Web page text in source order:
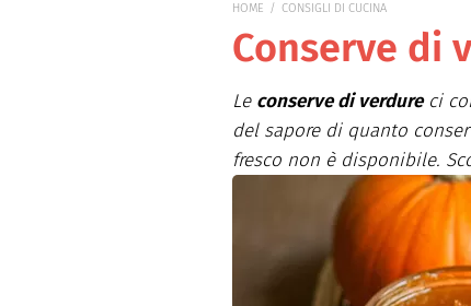
Piatti unici
Contorni
Natale
HOME CONSIGLI DI CUCINA
Conserve di
Le conserve di verdureci
del sapore di quanto
fresco non è disponibile.